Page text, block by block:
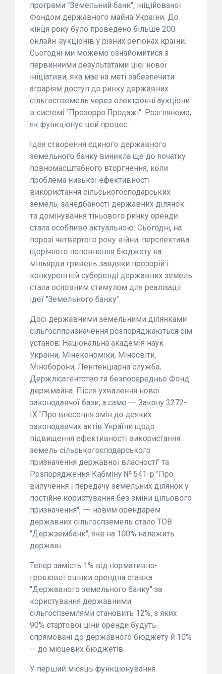
програми "Земельний банк", ініційованої
Фондом державного майна України. До
кінця року було проведено більше 200
онлайн-аукціонів у різних регіонах країни.
Сьогодні ми можемо ознайомитися з
первинними результатами цієї нової
ініціативи, яка має на меті забезпечити
аграріям доступ до ринку державних
сільгоспземель через електронні аукціони
в системі "Прозорро.Продажі". Розглянемо,
як функціонує цей процес.
Ідея створення єдиного державного
земельного банку виникла ще до початку
повномасштабного вторгнення, коли
проблема низької ефективності
використання сільськогосподарських
земель, занедбаності державних ділянок
та домінування тіньового ринку оренди
стала особливо актуальною. Сьогодні, на
порозі четвертого року війни, перспектива
щорічного поповнення бюджету на
мільярди гривень завдяки прозорій і
конкурентній суборенді державних земель
стала основним стимулом для реалізації
ідеї "Земельного банку".
Досі державними земельними ділянками
сільгосппризначення розпоряджаються сім
установ: Національна академія наук
України, Мінекономіки, Міносвіти,
Міноборони, Пенітенціарна служба,
Держлісагентство та безпосередньо Фонд
держмайна. Після ухвалення нової
законодавчої бази, а саме 一 Закону 3272-
IX "Про внесення змін до деяких
законодавчих актів України щодо
підвищення ефективності використання
земель сільськогосподарського
призначення державної власності" та
Розпорядження Кабміну № 541-р "Про
вилучення і передачу земельних ділянок у
постійне користування без зміни цільового
призначення", 一 новим орендарем
державних сільгоспземель стало ТОВ
"Держзембанк", яке на 100% належить
державі.
Тепер замість 1% від нормативно-
грошової оцінки орендна ставка
"Державного земельного банку" за
користування державними
сільгоспземлями становить 12%, з яких
90% стартової ціни оренди будуть
спрямовані до державного бюджету й 10%
-- до місцевих бюджетів.
У перший місяць функціонування